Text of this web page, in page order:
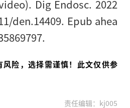
Dig Endosc. 2022
den.14409. Epub ahea
风险，选择需谨慎！此文仅供参
责任编辑：kj005